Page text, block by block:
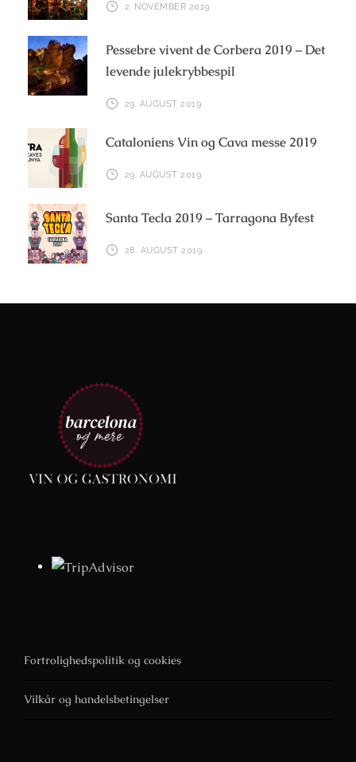
2. NOVEMBER 2019
Pessebre vivent de Corbera 2019 – Det
levende julekrybbespil
29. AUGUST 2019
Cataloniens Vin og Cava messe 2019
29. AUGUST 2019
Santa Tecla 2019 – Tarragona Byfest
28. AUGUST 2019
Fortrolighedspolitik og cookies
Vilkår og handelsbetingelser